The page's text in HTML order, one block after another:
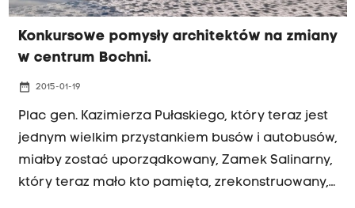
Konkursowe pomysły architektów na zmiany
w centrum Bochni.
date_range 2015-01-19
Plac gen. Kazimierza Pułaskiego, który teraz jest
jednym wielkim przystankiem busów i autobusów,
miałby zostać uporządkowany, Zamek Salinarny,
który teraz mało kto pamięta, zrekonstruowany,